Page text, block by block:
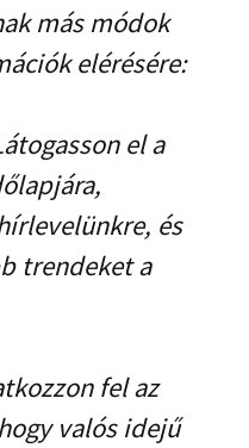
más módok
elérésére:
el a
és
trendeket a
fel az
valós idejű